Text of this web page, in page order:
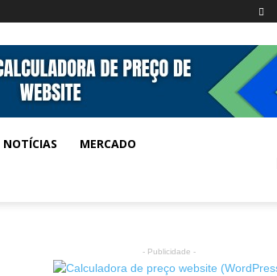
NOTÍCIAS MERCADO
- Publicidade -